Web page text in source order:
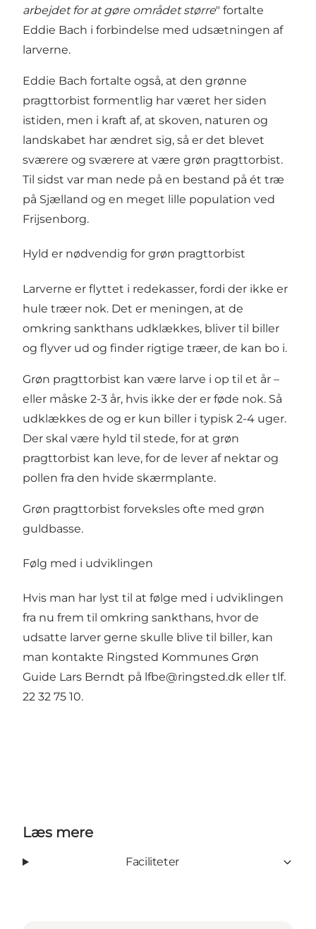
arbejdet for at gøre området større" fortalte
Eddie Bach i forbindelse med udsætningen af
larverne.
Eddie Bach fortalte også, at den grønne
pragttorbist formentlig har været her siden
istiden, men i kraft af, at skoven, naturen og
landskabet har ændret sig, så er det blevet
sværere og sværere at være grøn pragttorbist.
Til sidst var man nede på en bestand på ét træ
på Sjælland og en meget lille population ved
Frijsenborg.
Hyld er nødvendig for grøn pragttorbist
Larverne er flyttet i redekasser, fordi der ikke er
hule træer nok. Det er meningen, at de
omkring sankthans udklækkes, bliver til biller
og flyver ud og finder rigtige træer, de kan bo i.
Grøn pragttorbist kan være larve i op til et år –
eller måske 2-3 år, hvis ikke der er føde nok. Så
udklækkes de og er kun biller i typisk 2-4 uger.
Der skal være hyld til stede, for at grøn
pragttorbist kan leve, for de lever af nektar og
pollen fra den hvide skærmplante.
Grøn pragttorbist forveksles ofte med grøn
guldbasse.
Følg med i udviklingen
Hvis man har lyst til at følge med i udviklingen
fra nu frem til omkring sankthans, hvor de
udsatte larver gerne skulle blive til biller, kan
man kontakte Ringsted Kommunes Grøn
Guide Lars Berndt på lfbe@ringsted.dk eller tlf.
22 32 75 10.
Læs mere
Faciliteter